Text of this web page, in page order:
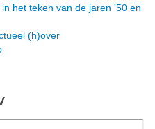
het teken van de jaren '50 en
(h)over